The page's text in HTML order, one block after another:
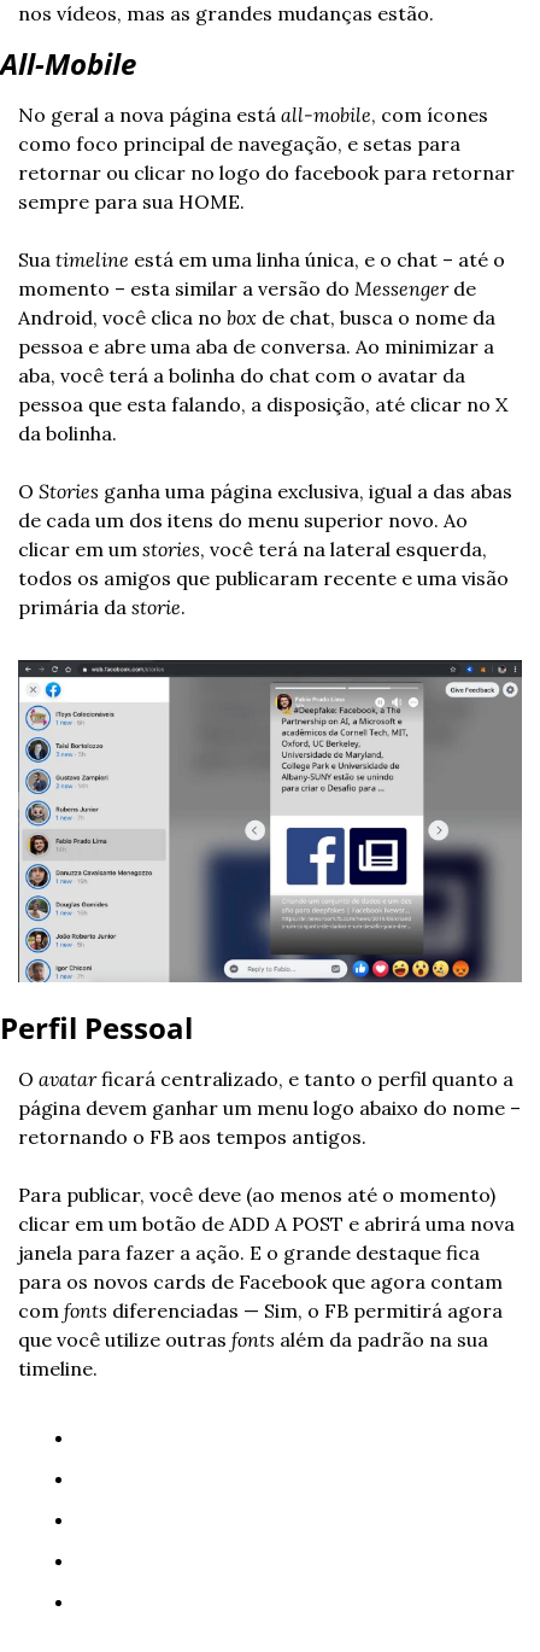
nos vídeos, mas as grandes mudanças estão.
All-Mobile
No geral a nova página está all-mobile, com ícones
como foco principal de navegação, e setas para
retornar ou clicar no logo do facebook para retornar
sempre para sua HOME.
Sua timeline está em uma linha única, e o chat – até o
momento – esta similar a versão do Messenger de
Android, você clica no box de chat, busca o nome da
pessoa e abre uma aba de conversa. Ao minimizar a
aba, você terá a bolinha do chat com o avatar da
pessoa que esta falando, a disposição, até clicar no X
da bolinha.
O Stories ganha uma página exclusiva, igual a das abas
de cada um dos itens do menu superior novo. Ao
clicar em um stories, você terá na lateral esquerda,
todos os amigos que publicaram recente e uma visão
primária da storie.
Perfil Pessoal
O avatar ficará centralizado, e tanto o perfil quanto a
página devem ganhar um menu logo abaixo do nome –
retornando o FB aos tempos antigos.
Para publicar, você deve (ao menos até o momento)
clicar em um botão de ADD A POST e abrirá uma nova
janela para fazer a ação. E o grande destaque fica
para os novos cards de Facebook que agora contam
com fonts diferenciadas — Sim, o FB permitirá agora
que você utilize outras fonts além da padrão na sua
timeline.